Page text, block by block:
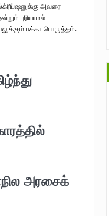
அவரை
புரியாமல்
பக்கா பொருத்தம்.
அரசைக்